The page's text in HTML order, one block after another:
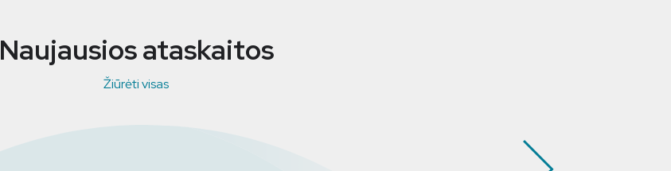
Naujausios ataskaitos
Žiūrėti visas